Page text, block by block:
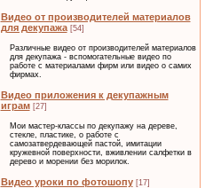
Видео от производителей материалов
для декупажа [54]
Различные видео от производителей материалов
для декупажа - вспомогательные видео по
работе с материалами фирм или видео о самих
фирмах.
Видео приложения к декупажным
играм [27]
Мои мастер-классы по декупажу на дереве,
стекле, пластике, о работе с
самозатвердевающей пастой, имитации
кружевной поверхности, вживлении салфетки в
дерево и морении без морилок.
Видео уроки по фотошопу [17]